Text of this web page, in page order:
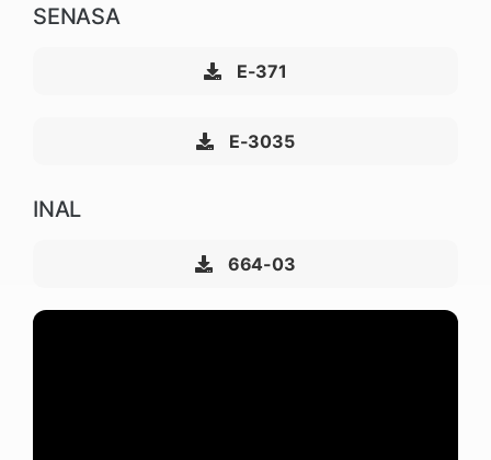
SENASA
E-371
E-3035
INAL
664-03